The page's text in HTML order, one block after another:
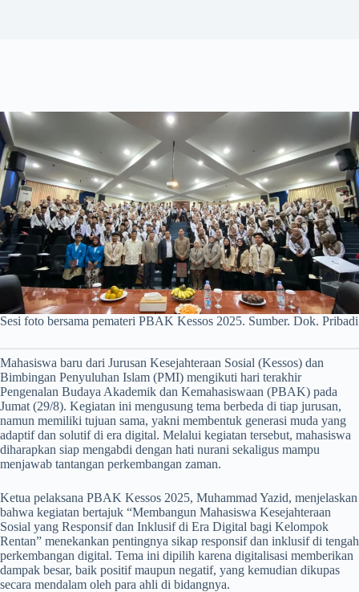
Sesi foto bersama pemateri PBAK Kessos 2025. Sumber. Dok. Pribadi
Mahasiswa baru dari Jurusan Kesejahteraan Sosial (Kessos) dan
Bimbingan Penyuluhan Islam (PMI) mengikuti hari terakhir
Pengenalan Budaya Akademik dan Kemahasiswaan (PBAK) pada
Jumat (29/8). Kegiatan ini mengusung tema berbeda di tiap jurusan,
namun memiliki tujuan sama, yakni membentuk generasi muda yang
adaptif dan solutif di era digital. Melalui kegiatan tersebut, mahasiswa
diharapkan siap mengabdi dengan hati nurani sekaligus mampu
menjawab tantangan perkembangan zaman.
Ketua pelaksana PBAK Kessos 2025, Muhammad Yazid, menjelaskan
bahwa kegiatan bertajuk “Membangun Mahasiswa Kesejahteraan
Sosial yang Responsif dan Inklusif di Era Digital bagi Kelompok
Rentan” menekankan pentingnya sikap responsif dan inklusif di tengah
perkembangan digital. Tema ini dipilih karena digitalisasi memberikan
dampak besar, baik positif maupun negatif, yang kemudian dikupas
secara mendalam oleh para ahli di bidangnya.